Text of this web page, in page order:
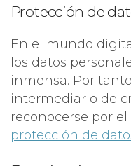
Protección de
En el mundo
los datos
inmensa. Por
intermediario de
reconocerse por
protección de